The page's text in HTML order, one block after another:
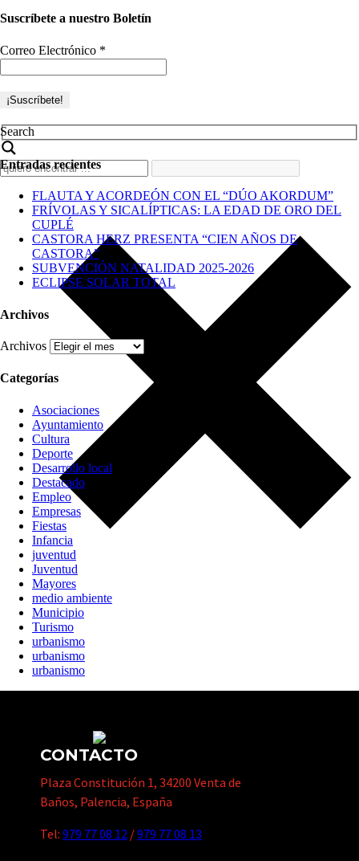
Suscríbete a nuestro Boletín
Correo Electrónico *
Search
Entradas recientes
FLAUTA Y ACORDEÓN CON EL “DÚO AKORDUM”
FRÍVOLAS Y SICALÍPTICAS: LA EDAD DE ORO DEL
CUPLÉ
CASTORA HERZ PRESENTA “CIEN AÑOS DE
CASTORA”
SUBVENCIÓN NATALIDAD 2025-2026
ECLIPSE SOLAR TOTAL
Archivos
Archivos
Categorías
Asociaciones
Ayuntamiento
Cultura
Deporte
Desarrollo local
Destacado
Empleo
Empresas
Fiestas
Infancia
juventud
Juventud
Mayores
medio ambiente
Municipio
Turismo
urbanismo
urbanismo
urbanismo
CONTACTO
Plaza Constitución 1, 34200 Venta de
Baños, Palencia, España
Tel: 979 77 08 12 /979 77 08 13